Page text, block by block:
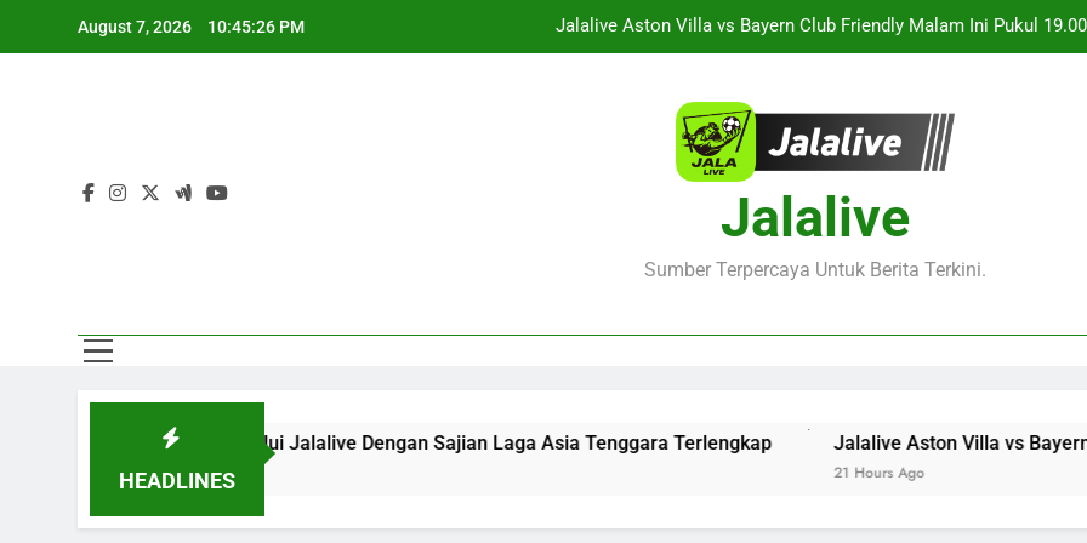
August 7, 2026 10:45:26 PM
Duel Persahabatan Internasional
Live Streaming Monaco vs Getafe Club Friendly Dini Hari Ini
KuPS vs U Craiova Liga Eropa UEFA Malam Ini Pukul 22.00
Saksikan Keseruan Singapura vs Indonesia Piala ASEAN Malam Ini
Jalalive Aston Villa vs Bayern Club Friendly Malam Ini Pukul
Duel Persahabatan Internasional
Live Streaming Monaco vs Getafe Club Friendly Dini Hari Ini
Jalalive
Sumber Terpercaya Untuk Berita Terkini.
HEADLINES
Pukul 20.00 WIB Melalui Jalalive Dengan Sajian Laga Asia Tenggara Terlengkap Jalalive Aston Villa vs Bayern
21 Hours Ago